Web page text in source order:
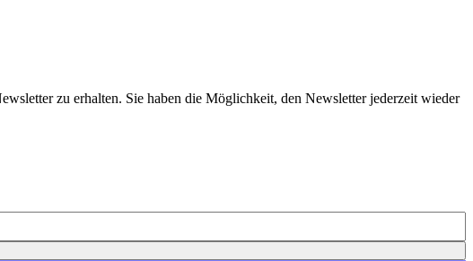
zu erhalten. Sie haben die Möglichkeit, den Newsletter jederzeit wieder